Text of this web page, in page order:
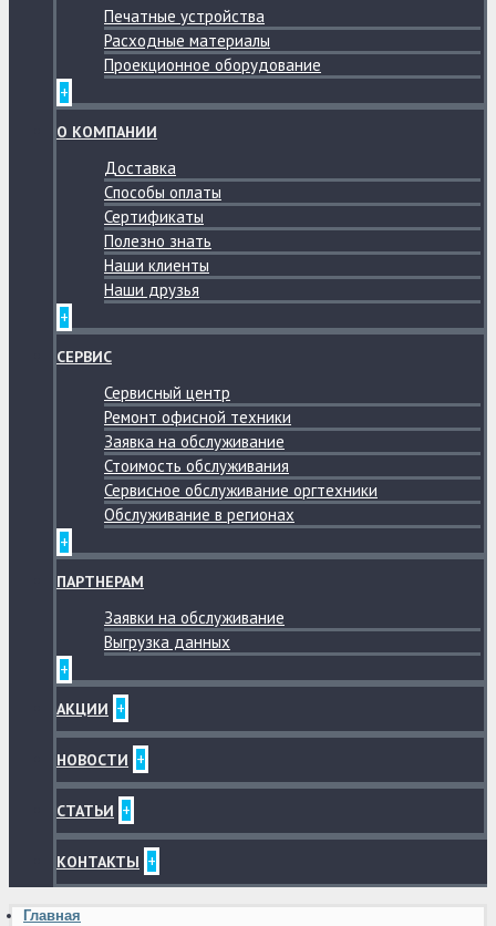
Печатные устройства
Расходные материалы
Проекционное оборудование
+
О КОМПАНИИ
Доставка
Способы оплаты
Сертификаты
Полезно знать
Наши клиенты
Наши друзья
+
СЕРВИС
Сервисный центр
Ремонт офисной техники
Заявка на обслуживание
Стоимость обслуживания
Сервисное обслуживание оргтехники
Обслуживание в регионах
+
ПАРТНЕРАМ
Заявки на обслуживание
Выгрузка данных
+
АКЦИИ +
НОВОСТИ +
СТАТЬИ +
КОНТАКТЫ +
Главная